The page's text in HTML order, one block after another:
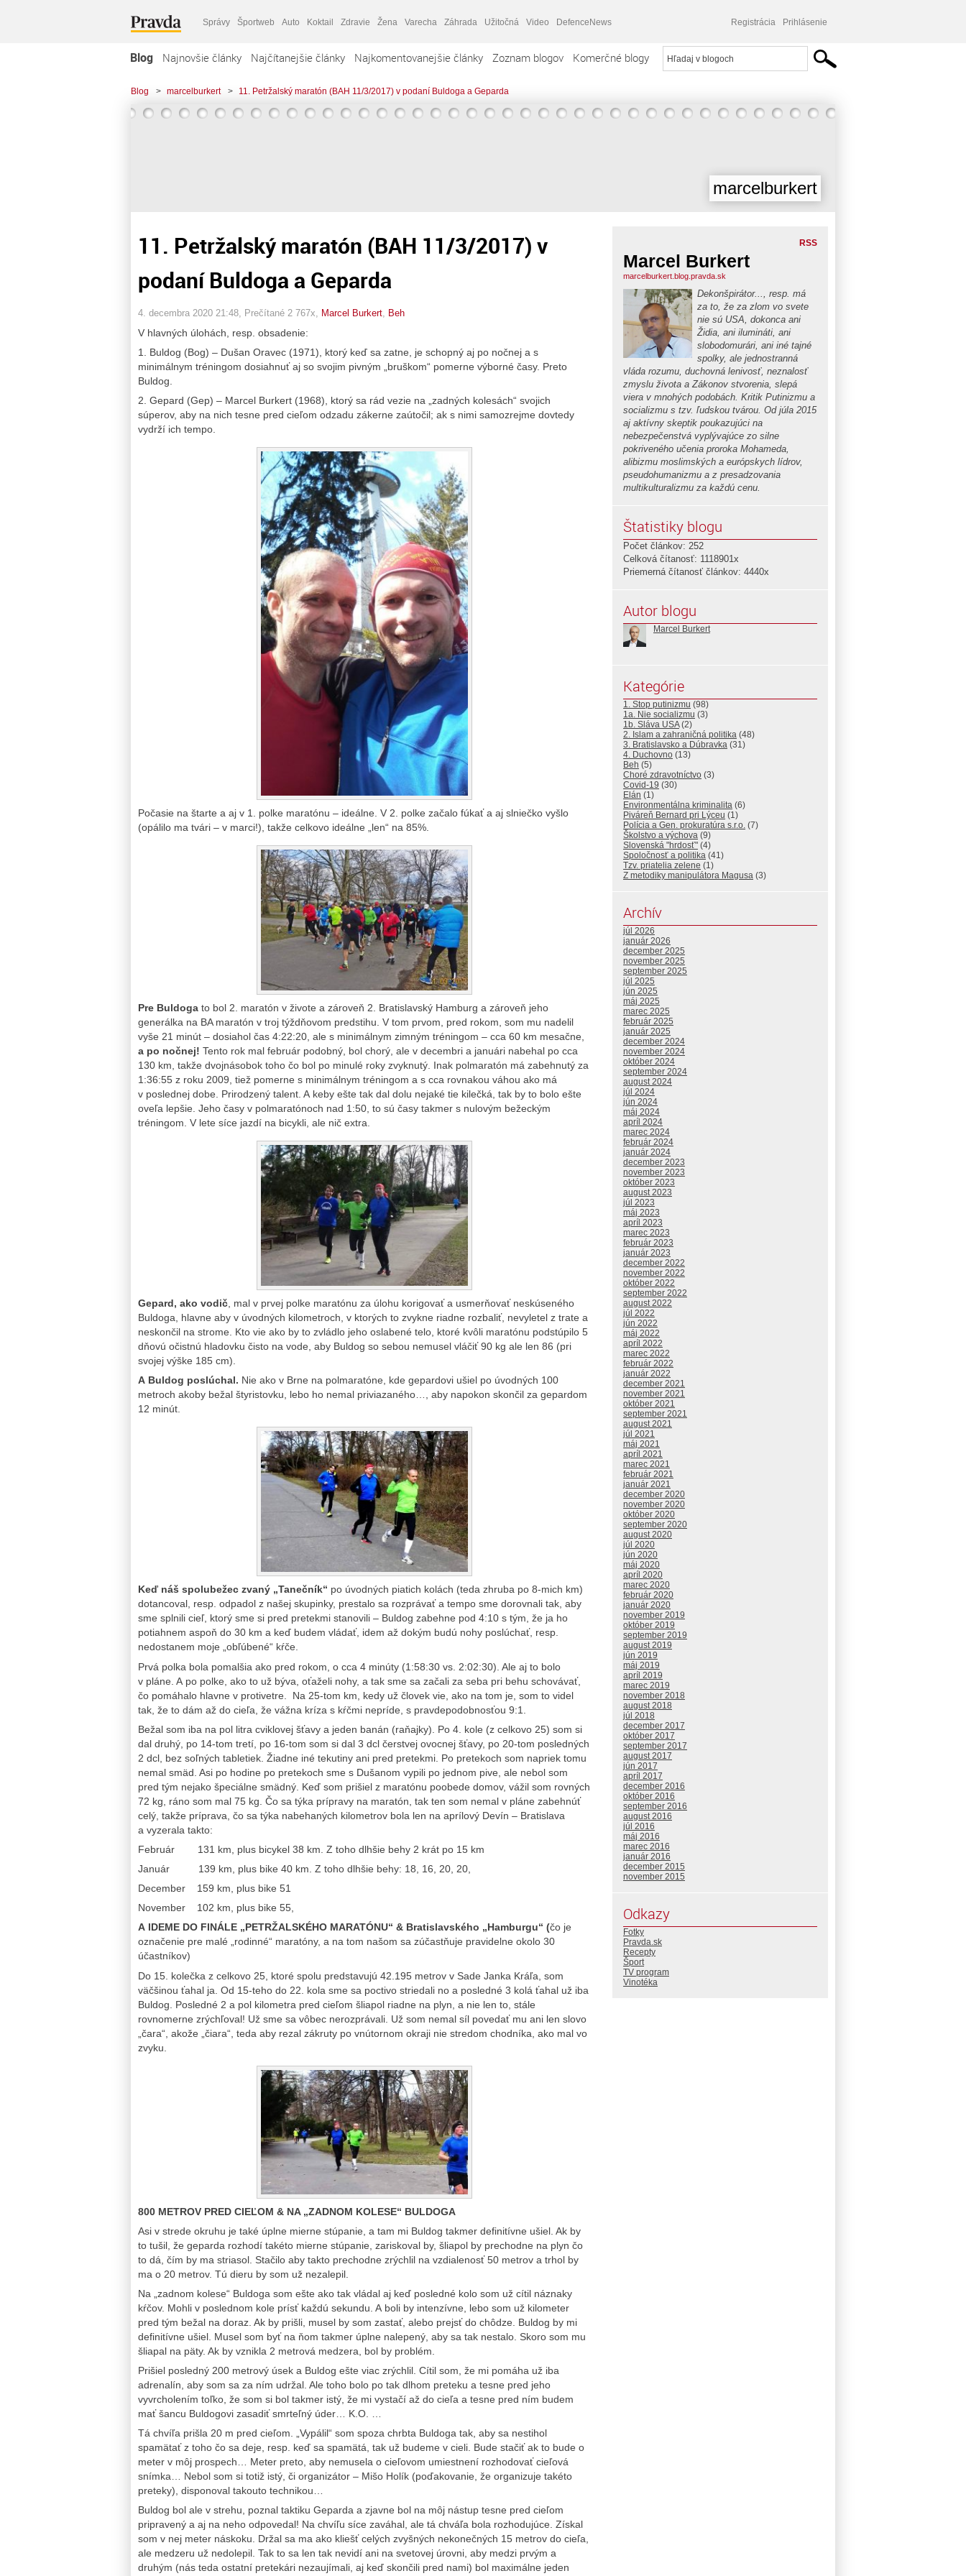
Správy Športweb Auto Koktail Zdravie Žena Varecha Záhrada Užitočná Video DefenceNews Registrácia Prihlásenie
Blog Najnovšie články Najčítanejšie články Najkomentovanejšie články Zoznam blogov Komerčné blogy
Blog > marcelburkert > 11. Petržalský maratón (BAH 11/3/2017) v podaní Buldoga a Geparda
marcelburkert
11. Petržalský maratón (BAH 11/3/2017) v
podaní Buldoga a Geparda
4. decembra 2020 21:48 , Prečítané 2 767x, Marcel Burkert Beh
V hlavných úlohách, resp. obsadenie:
1. Buldog (Bog) – Dušan Oravec (1971), ktorý keď sa zatne, je schopný aj po nočnej a s
minimálnym tréningom dosiahnuť aj so svojim pivným „bruškom“ pomerne výborné časy. Preto
Buldog.
2. Gepard (Gep) – Marcel Burkert (1968), ktorý sa rád vezie na „zadných kolesách“ svojich
súperov, aby na nich tesne pred cieľom odzadu zákerne zaútočil; ak s nimi samozrejme dovtedy
vydrží ich tempo.
Počasie na štarte a aj v 1. polke maratónu – ideálne. V 2. polke začalo fúkať a aj slniečko vyšlo
(opálilo ma tvári – v marci!), takže celkovo ideálne „len“ na 85%.
Pre Buldoga to bol 2. maratón v živote a zároveň 2. Bratislavský Hamburg a zároveň jeho
generálka na BA maratón v troj týždňovom predstihu. V tom prvom, pred rokom, som mu nadelil
vyše 21 minút – dosiahol čas 4:22:20, ale s minimálnym zimným tréningom – cca 60 km mesačne,
a po nočnej! Tento rok mal február podobný, bol chorý, ale v decembri a januári nabehal po cca
130 km, takže dvojnásobok toho čo bol po minulé roky zvyknutý. Inak polmaratón má zabehnutý za
1:36:55 z roku 2009, tiež pomerne s minimálnym tréningom a s cca rovnakou váhou ako má
v poslednej dobe. Prirodzený talent. A keby ešte tak dal dolu nejaké tie kilečká, tak by to bolo ešte
oveľa lepšie. Jeho časy v polmaratónoch nad 1:50, to sú časy takmer s nulovým bežeckým
tréningom. V lete síce jazdí na bicykli, ale nič extra.
Gepard, ako vodič, mal v prvej polke maratónu za úlohu korigovať a usmerňovať neskúseného
Buldoga, hlavne aby v úvodných kilometroch, v ktorých to zvykne riadne rozbaliť, nevyletel z trate a
neskončil na strome. Kto vie ako by to zvládlo jeho oslabené telo, ktoré kvôli maratónu podstúpilo 5
dňovú očistnú hladovku čisto na vode, aby Buldog so sebou nemusel vláčiť 90 kg ale len 86 (pri
svojej výške 185 cm).
A Buldog poslúchal. Nie ako v Brne na polmaratóne, kde gepardovi ušiel po úvodných 100
metroch akoby bežal štyristovku, lebo ho nemal priviazaného…, aby napokon skončil za gepardom
12 minút.
Keď náš spolubežec zvaný „Tanečník“ po úvodných piatich kolách (teda zhruba po 8-mich km)
dotancoval, resp. odpadol z našej skupinky, prestalo sa rozprávať a tempo sme dorovnali tak, aby
sme splnili cieľ, ktorý sme si pred pretekmi stanovili – Buldog zabehne pod 4:10 s tým, že ja ho
potiahnem aspoň do 30 km a keď budem vládať, idem až dokým budú nohy poslúchať, resp.
nedostanem moje „obľúbené“ kŕče.
Prvá polka bola pomalšia ako pred rokom, o cca 4 minúty (1:58:30 vs. 2:02:30). Ale aj to bolo
v pláne. A po polke, ako to už býva, oťaželi nohy, a tak sme sa začali za seba pri behu schovávať,
čo pomáhalo hlavne v protivetre. Na 25-tom km, kedy už človek vie, ako na tom je, som to videl
tak, že to dám až do cieľa, že vážna kríza s kŕčmi nepríde, s pravdepodobnosťou 9:1.
Bežal som iba na pol litra cviklovej šťavy a jeden banán (raňajky). Po 4. kole (z celkovo 25) som si
dal druhý, po 14-tom tretí, po 16-tom som si dal 3 dcl čerstvej ovocnej šťavy, po 20-tom posledných
2 dcl, bez soľných tabletiek. Žiadne iné tekutiny ani pred pretekmi. Po pretekoch som napriek tomu
nemal smäd. Asi po hodine po pretekoch sme s Dušanom vypili po jednom pive, ale nebol som
pred tým nejako špeciálne smädný. Keď som prišiel z maratónu poobede domov, vážil som rovných
72 kg, ráno som mal 75 kg. Čo sa týka prípravy na maratón, tak ten som nemal v pláne zabehnúť
celý, takže príprava, čo sa týka nabehaných kilometrov bola len na aprílový Devín – Bratislava
a vyzerala takto:
Február 131 km, plus bicykel 38 km. Z toho dlhšie behy 2 krát po 15 km
Január 139 km, plus bike 40 km. Z toho dlhšie behy: 18, 16, 20, 20,
December 159 km, plus bike 51
November 102 km, plus bike 55,
A IDEME DO FINÁLE „PETRŽALSKÉHO MARATÓNU“ & Bratislavského „Hamburgu“ (čo je
označenie pre malé „rodinné“ maratóny, a na tom našom sa zúčastňuje pravidelne okolo 30
účastníkov)
Do 15. kolečka z celkovo 25, ktoré spolu predstavujú 42.195 metrov v Sade Janka Kráľa, som
väčšinou ťahal ja. Od 15-teho do 22. kola sme sa poctivo striedali no a posledné 3 kolá ťahal už iba
Buldog. Posledné 2 a pol kilometra pred cieľom šliapol riadne na plyn, a nie len to, stále
rovnomerne zrýchľoval! Už sme sa vôbec nerozprávali. Už som nemal síl povedať mu ani len slovo
„čara“, akože „čiara“, teda aby rezal zákruty po vnútornom okraji nie stredom chodníka, ako mal vo
zvyku.
800 METROV PRED CIEĽOM & NA „ZADNOM KOLESE“ BULDOGA
Asi v strede okruhu je také úplne mierne stúpanie, a tam mi Buldog takmer definitívne ušiel. Ak by
to tušil, že geparda rozhodí takéto mierne stúpanie, zariskoval by, šliapol by prechodne na plyn čo
to dá, čím by ma striasol. Stačilo aby takto prechodne zrýchlil na vzdialenosť 50 metrov a trhol by
ma o 20 metrov. Tú dieru by som už nezalepil.
Na „zadnom kolese“ Buldoga som ešte ako tak vládal aj keď posledné kolo som už cítil náznaky
kŕčov. Mohli v poslednom kole prísť každú sekundu. A boli by intenzívne, lebo som už kilometer
pred tým bežal na doraz. Ak by prišli, musel by som zastať, alebo prejsť do chôdze. Buldog by mi
definitívne ušiel. Musel som byť na ňom takmer úplne nalepený, aby sa tak nestalo. Skoro som mu
šliapal na päty. Ak by vznikla 2 metrová medzera, bol by problém.
Prišiel posledný 200 metrový úsek a Buldog ešte viac zrýchlil. Cítil som, že mi pomáha už iba
adrenalín, aby som sa za ním udržal. Ale toho bolo po tak dlhom preteku a tesne pred jeho
vyvrcholením toľko, že som si bol takmer istý, že mi vystačí až do cieľa a tesne pred ním budem
mať šancu Buldogovi zasadiť smrteľný úder… K.O. …
Tá chvíľa prišla 20 m pred cieľom. „Vypálil“ som spoza chrbta Buldoga tak, aby sa nestihol
spamätať z toho čo sa deje, resp. keď sa spamätá, tak už budeme v cieli. Bude stačiť ak to bude o
meter v môj prospech… Meter preto, aby nemusela o cieľovom umiestnení rozhodovať cieľová
snímka… Nebol som si totiž istý, či organizátor – Mišo Holík (poďakovanie, že organizuje takéto
preteky), disponoval takouto technikou…
Buldog bol ale v strehu, poznal taktiku Geparda a zjavne bol na môj nástup tesne pred cieľom
pripravený a aj na neho odpovedal! Na chvíľu síce zaváhal, ale tá chváľa bola rozhodujúce. Získal
som v nej meter náskoku. Držal sa ma ako kliešť celých zvyšných nekonečných 15 metrov do cieľa,
ale medzeru už nedolepil. Tak to sa len tak nevidí ani na svetovej úrovni, aby medzi prvým a
druhým (nás teda ostatní pretekári nezaujímali, aj keď skončili pred nami) bol maximálne jeden
RSS
Marcel Burkert
marcelburkert.blog.pravda.sk
Dekonšpirátor..., resp. má
za to, že za zlom vo svete
nie sú USA, dokonca ani
Židia, ani ilumináti, ani
slobodomurári, ani iné tajné
spolky, ale jednostranná
vláda rozumu, duchovná lenivosť, neznalosť
zmyslu života a Zákonov stvorenia, slepá
viera v mnohých podobách. Kritik Putinizmu a
socializmu s tzv. ľudskou tvárou. Od júla 2015
aj aktívny skeptik poukazujúci na
nebezpečenstvá vyplývajúce zo silne
pokriveného učenia proroka Mohameda,
alibizmu moslimských a európskych lídrov,
pseudohumanizmu a z presadzovania
multikulturalizmu za každú cenu.
Štatistiky blogu
Počet článkov: 252
Celková čítanosť: 1118901x
Priemerná čítanosť článkov: 4440x
Autor blogu
Marcel Burkert
Kategórie
1. Stop putinizmu (98)
1a. Nie socializmu (3)
1b. Sláva USA(2)
2. Islam a zahraničná politika (48)
3. Bratislavsko a Dúbravka (31)
4. Duchovno (13)
Beh (5)
Choré zdravotníctvo (3)
Covid-19 (30)
Elán (1)
Environmentálna kriminalita (6)
Piváreň Bernard pri Lýceu (1)
Polícia a Gen. prokuratúra s.r.o. (7)
Školstvo a výchova (9)
Slovenská "hrdosť" (4)
Spoločnosť a politika (41)
Tzv. priatelia zelene (1)
Z metodiky manipulátora Magusa (3)
Archív
júl 2026
január 2026
december 2025
november 2025
september 2025
júl 2025
jún 2025
máj 2025
marec 2025
február 2025
január 2025
december 2024
november 2024
október 2024
september 2024
august 2024
júl 2024
jún 2024
máj 2024
apríl 2024
marec 2024
február 2024
január 2024
december 2023
november 2023
október 2023
august 2023
júl 2023
máj 2023
apríl 2023
marec 2023
február 2023
január 2023
december 2022
november 2022
október 2022
september 2022
august 2022
júl 2022
jún 2022
máj 2022
apríl 2022
marec 2022
február 2022
január 2022
december 2021
november 2021
október 2021
september 2021
august 2021
júl 2021
máj 2021
apríl 2021
marec 2021
február 2021
január 2021
december 2020
november 2020
október 2020
september 2020
august 2020
júl 2020
jún 2020
máj 2020
apríl 2020
marec 2020
február 2020
január 2020
november 2019
október 2019
september 2019
august 2019
jún 2019
máj 2019
apríl 2019
marec 2019
november 2018
august 2018
júl 2018
december 2017
október 2017
september 2017
august 2017
jún 2017
apríl 2017
december 2016
október 2016
september 2016
august 2016
júl 2016
máj 2016
marec 2016
január 2016
december 2015
november 2015
Odkazy
Fotky
Pravda.sk
Recepty
Šport
TV program
Vinotéka